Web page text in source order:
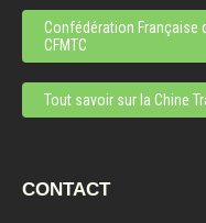
Confédération Française
CFMTC
Tout savoir sur la Chine
CONTACT